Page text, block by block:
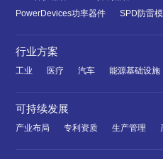
PowerDevices功率器件
SPD防雷
行业方案
工业 医疗 汽车 能源基础设施
可持续发展
产业布局 专利资质 生产管理